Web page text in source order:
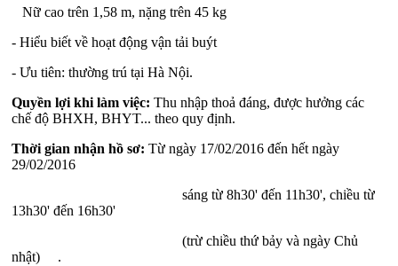
Nữ cao trên 1,58 m, nặng trên 45 kg
- Hiểu biết về hoạt động vận tải buýt
- Ưu tiên: thường trú tại Hà Nội.
Quyền lợi khi làm việc: Thu nhập thoả đáng, được hưởng các
chế độ BHXH, BHYT... theo quy định.
Thời gian nhận hồ sơ: Từ ngày 17/02/2016 đến hết ngày
29/02/2016
sáng từ 8h30' đến 11h30', chiều từ
13h30' đến 16h30'
(trừ chiều thứ bảy và ngày Chủ
nhật) .